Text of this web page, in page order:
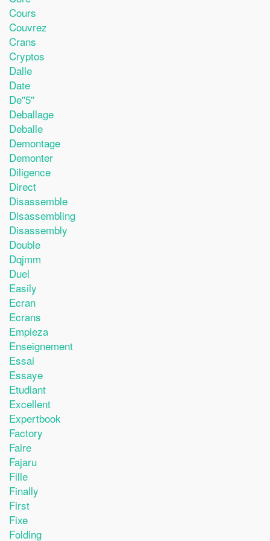
Cours
Couvrez
Crans
Cryptos
Dalle
Date
De''5''
Deballage
Deballe
Demontage
Demonter
Diligence
Direct
Disassemble
Disassembling
Disassembly
Double
Dqjmm
Duel
Easily
Ecran
Ecrans
Empieza
Enseignement
Essai
Essaye
Etudiant
Excellent
Expertbook
Factory
Faire
Fajaru
Fille
Finally
First
Fixe
Folding